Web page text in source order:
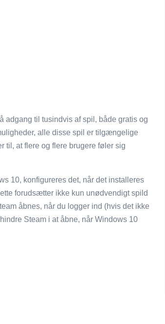
adgang til tusindvis af spil, både gratis og
alle disse spil er tilgængelige
til, at flere og flere brugere føler sig
10, konfigureres det, når det installeres
forudsætter ikke kun unødvendigt spild
åbnes, når du logger ind (hvis det ikke
Steam i at åbne, når Windows 10